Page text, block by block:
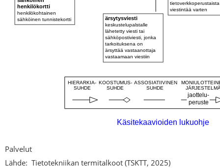
Palvelut
Lähde: Tietotekniikan termitalkoot (TSKTT, 2025)